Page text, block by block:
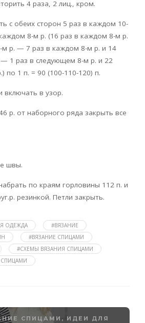
4 раза, 2 лиц., кром.
с обеих сторон 5 раз в каждом 10-
8-м р. (16 раз в каждом 8-м р.
м р. — 7 раз в каждом 8-м р. и 14
1 раз в следующем 8-м р. и 22
по 1 п. = 90 (100-110-120) п.
включать в узор.
р. от наборного ряда закрыть все
швы.
по краям горловины 112 п. и
резинкой. Петли закрыть.
ОДЕЖДА
#ВЯЗАНИЕ
#ВЯЗАНИЕ СПИЦАМИ
#СХЕМЫ ВЯЗАНИЯ СПИЦАМИ
СПИЦАМИ
СПИЦАМИ , ИДЕИ ДЛЯ